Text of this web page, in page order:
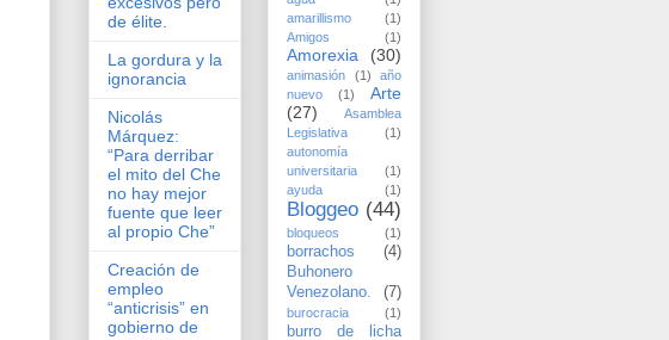
de élite.
La gordura y la
ignorancia
Nicolás
Márquez:
“Para derribar
el mito del Che
no hay mejor
fuente que leer
al propio Che”
Creación de
empleo
“anticrisis” en
gobierno de
amarillismo
(1)
Amigos
(1)
Amorexia (30)
animasión (1)
año
nuevo
(1)
Arte
(27)
Asamblea
Legislativa
(1)
autonomía
universitaria
(1)
ayuda
(1)
Bloggeo (44)
bloqueos (1)
borrachos
(4)
Buhonero
Venezolano.
(7)
burocracia (1)
burro de licha